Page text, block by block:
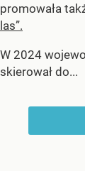
promowała
las”.
W 2024
skierował do...